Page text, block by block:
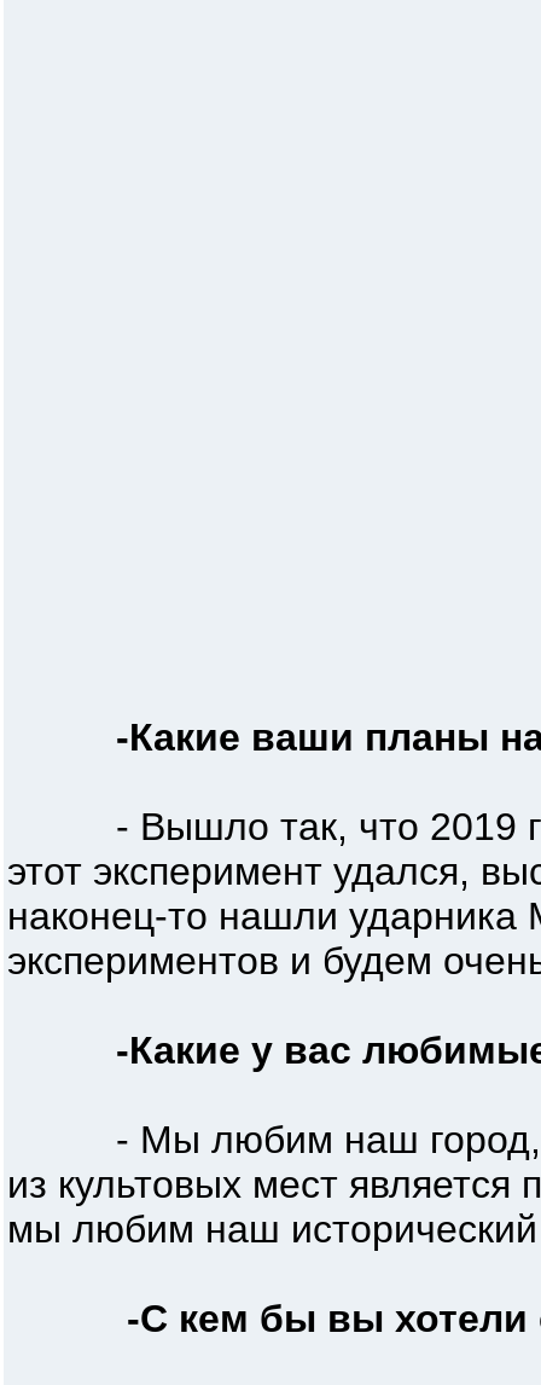
-Какие ваши планы
- Вышло так, что 2019 год
этот эксперимент удался,
наконец-то нашли
экспериментов и будем
-Какие у вас
- Мы любим наш город,
из культовых мест
мы любим наш исторический
-С кем бы вы хотели